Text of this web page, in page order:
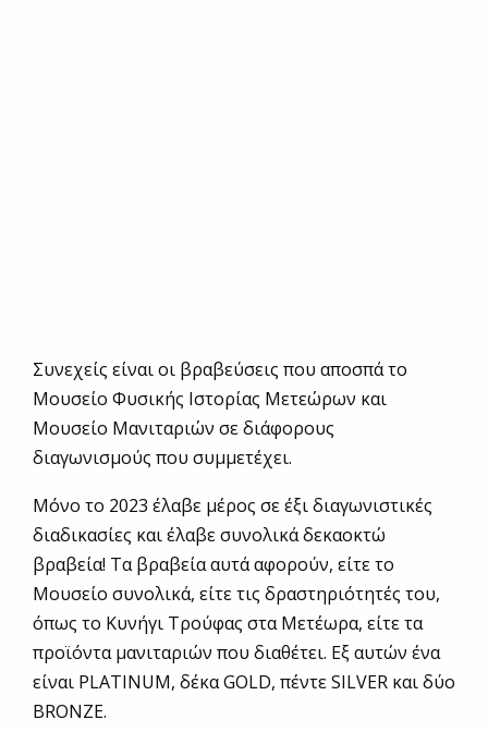
Συνεχείς είναι οι βραβεύσεις που αποσπά το
Μουσείο Φυσικής Ιστορίας Μετεώρων και
Μουσείο Μανιταριών σε διάφορους
διαγωνισμούς που συμμετέχει.
Μόνο το 2023 έλαβε μέρος σε έξι διαγωνιστικές
διαδικασίες και έλαβε συνολικά δεκαοκτώ
βραβεία! Τα βραβεία αυτά αφορούν, είτε το
Μουσείο συνολικά, είτε τις δραστηριότητές του,
όπως το Κυνήγι Τρούφας στα Μετέωρα, είτε τα
προϊόντα μανιταριών που διαθέτει. Εξ αυτών ένα
είναι PLATINUM, δέκα GOLD, πέντε SILVER και δύο
BRONZE.